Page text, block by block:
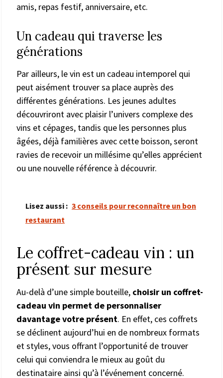
amis, repas festif, anniversaire, etc.
Un cadeau qui traverse les
générations
Par ailleurs, le vin est un cadeau intemporel qui
peut aisément trouver sa place auprès des
différentes générations. Les jeunes adultes
découvriront avec plaisir l’univers complexe des
vins et cépages, tandis que les personnes plus
âgées, déjà familières avec cette boisson, seront
ravies de recevoir un millésime qu’elles apprécient
ou une nouvelle référence à découvrir.
Lisez aussi : 3 conseils pour reconnaître un bon
restaurant
Le coffret-cadeau vin : un
présent sur mesure
Au-delà d’une simple bouteille, choisir un coffret-
cadeau vin permet de personnaliser
davantage votre présent. En effet, ces coffrets
se déclinent aujourd’hui en de nombreux formats
et styles, vous offrant l’opportunité de trouver
celui qui conviendra le mieux au goût du
destinataire ainsi qu’à l’événement concerné.